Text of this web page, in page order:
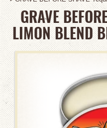
GRAVE
LIMON BLEND